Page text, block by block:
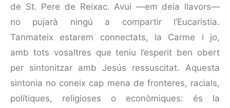
de St. Pere de Reixac. Avui —em deia llavors—
no pujarà ningú a compartir l’Eucaristia.
Tanmateix estarem connectats, la Carme i jo,
amb tots vosaltres que teniu l’esperit ben obert
per sintonitzar amb Jesús ressuscitat. Aquesta
sintonia no coneix cap mena de fronteres, racials,
polítiques, religioses o econòmiques: és la